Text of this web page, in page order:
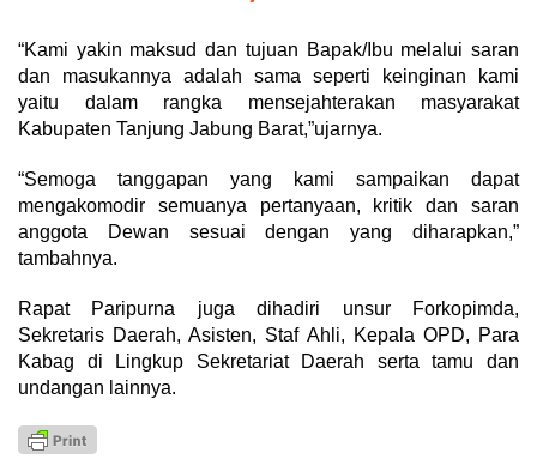
“Kami yakin maksud dan tujuan Bapak/Ibu melalui saran
dan masukannya adalah sama seperti keinginan kami
yaitu dalam rangka mensejahterakan masyarakat
Kabupaten Tanjung Jabung Barat,”ujarnya.
“Semoga tanggapan yang kami sampaikan dapat
mengakomodir semuanya pertanyaan, kritik dan saran
anggota Dewan sesuai dengan yang diharapkan,”
tambahnya.
Rapat Paripurna juga dihadiri unsur Forkopimda,
Sekretaris Daerah, Asisten, Staf Ahli, Kepala OPD, Para
Kabag di Lingkup Sekretariat Daerah serta tamu dan
undangan lainnya.